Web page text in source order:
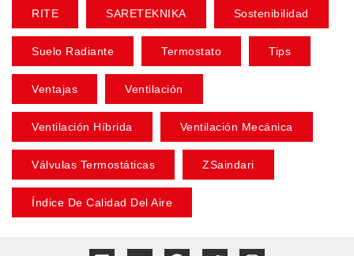
RITE SARETEKNIKA Sostenibilidad
Suelo Radiante Termostato Tips
Ventajas Ventilación
Ventilación Híbrida Ventilación Mecánica
Válvulas Termostáticas ZSaindari
Índice De Calidad Del Aire